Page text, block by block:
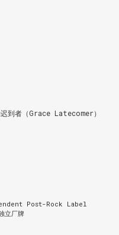
到者（Grace Latecomer）
Post-Rock Label
立厂牌